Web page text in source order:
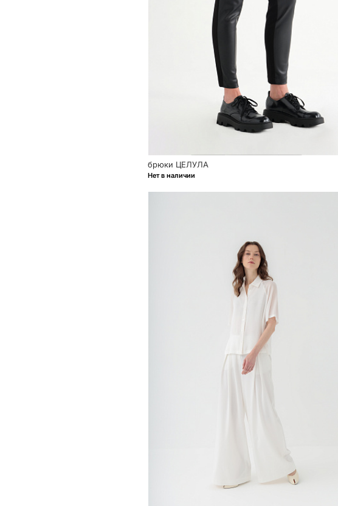
брюки ЦЕЛУЛА
Нет в наличии